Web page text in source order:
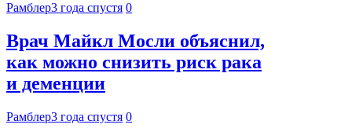
Рамблер3 года спустя 0
Врач Майкл Мосли объяснил,
как можно снизить риск рака
и деменции
Рамблер3 года спустя 0